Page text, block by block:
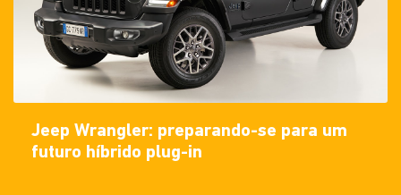
Jeep Wrangler: preparando-se para um
futuro híbrido plug-in